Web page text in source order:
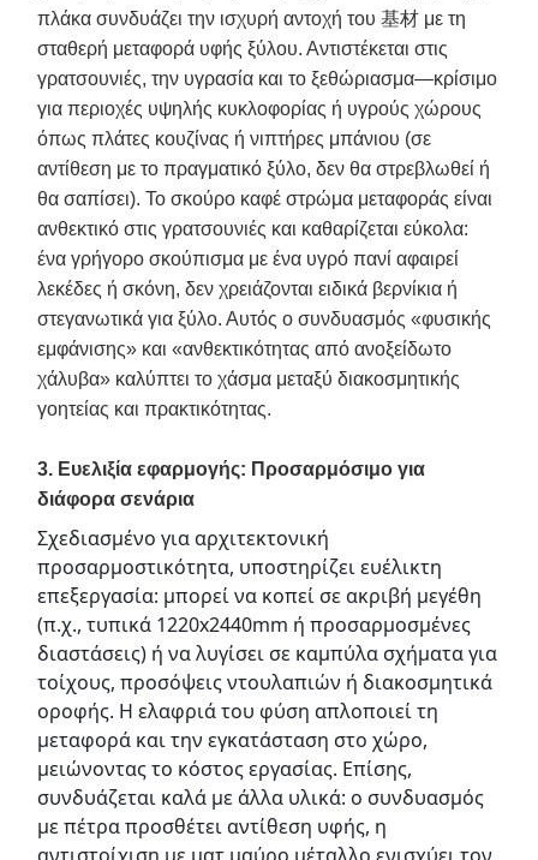
πλάκα συνδυάζει την ισχυρή αντοχή του 基材 με τη
σταθερή μεταφορά υφής ξύλου. Αντιστέκεται στις
γρατσουνιές, την υγρασία και το ξεθώριασμα—κρίσιμο
για περιοχές υψηλής κυκλοφορίας ή υγρούς χώρους
όπως πλάτες κουζίνας ή νιπτήρες μπάνιου (σε
αντίθεση με το πραγματικό ξύλο, δεν θα στρεβλωθεί ή
θα σαπίσει). Το σκούρο καφέ στρώμα μεταφοράς είναι
ανθεκτικό στις γρατσουνιές και καθαρίζεται εύκολα:
ένα γρήγορο σκούπισμα με ένα υγρό πανί αφαιρεί
λεκέδες ή σκόνη, δεν χρειάζονται ειδικά βερνίκια ή
στεγανωτικά για ξύλο. Αυτός ο συνδυασμός «φυσικής
εμφάνισης» και «ανθεκτικότητας από ανοξείδωτο
χάλυβα» καλύπτει το χάσμα μεταξύ διακοσμητικής
γοητείας και πρακτικότητας.
3. Ευελιξία εφαρμογής: Προσαρμόσιμο για
διάφορα σενάρια
Σχεδιασμένο για αρχιτεκτονική
προσαρμοστικότητα, υποστηρίζει ευέλικτη
επεξεργασία: μπορεί να κοπεί σε ακριβή μεγέθη
(π.χ., τυπικά 1220x2440mm ή προσαρμοσμένες
διαστάσεις) ή να λυγίσει σε καμπύλα σχήματα για
τοίχους, προσόψεις ντουλαπιών ή διακοσμητικά
οροφής. Η ελαφριά του φύση απλοποιεί τη
μεταφορά και την εγκατάσταση στο χώρο,
μειώνοντας το κόστος εργασίας. Επίσης,
συνδυάζεται καλά με άλλα υλικά: ο συνδυασμός
με πέτρα προσθέτει αντίθεση υφής, η